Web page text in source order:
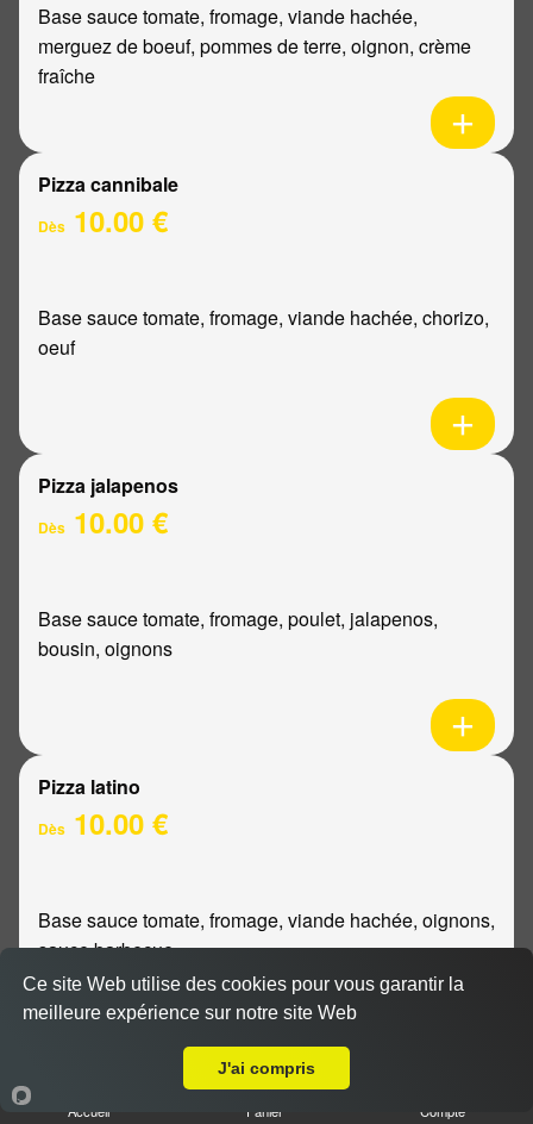
Base sauce tomate, fromage, viande hachée,
merguez de boeuf, pommes de terre, oignon, crème
fraîche
Pizza cannibale
Dès 10.00 €
Base sauce tomate, fromage, viande hachée, chorizo,
oeuf
Pizza jalapenos
Dès 10.00 €
Base sauce tomate, fromage, poulet, jalapenos,
bousin, oignons
Pizza latino
Dès 10.00 €
Base sauce tomate, fromage, viande hachée, oignons,
sauce barbecue
Accueil Panier Compte
Ce site Web utilise des cookies pour vous garantir la
meilleure expérience sur notre site Web
J'ai compris